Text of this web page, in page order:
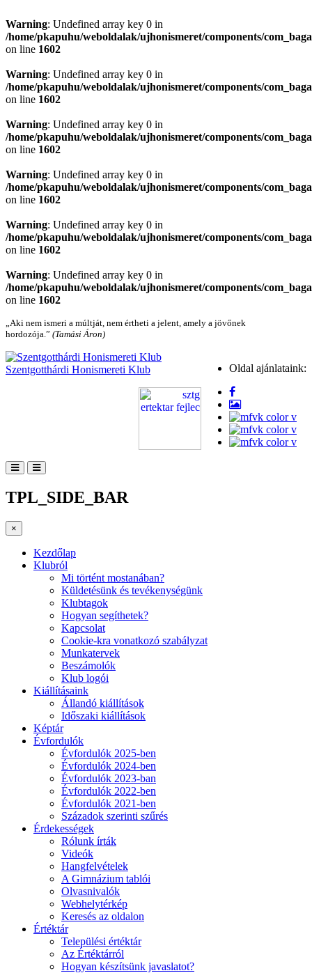
Warning: Undefined array key 0 in
/home/pkapuhu/weboldalak/ujhonismeret/components/
on line 1602
Warning: Undefined array key 0 in
/home/pkapuhu/weboldalak/ujhonismeret/components/
on line 1602
Warning: Undefined array key 0 in
/home/pkapuhu/weboldalak/ujhonismeret/components/
on line 1602
Warning: Undefined array key 0 in
/home/pkapuhu/weboldalak/ujhonismeret/components/
on line 1602
Warning: Undefined array key 0 in
/home/pkapuhu/weboldalak/ujhonismeret/components/
on line 1602
Warning: Undefined array key 0 in
/home/pkapuhu/weboldalak/ujhonismeret/components/
on line 1602
„Aki nem ismeri a múltját, nem értheti a jelent, amely a jövőnek
hordozója.” (Tamási Áron)
Oldal ajánlataink:
Szentgotthárdi Honismereti Klub
TPL_SIDE_BAR
×
Kezdőlap
Klubról
Mi történt mostanában?
Küldetésünk és tevékenységünk
Klubtagok
Hogyan segíthetek?
Kapcsolat
Cookie-kra vonatkozó szabályzat
Munkatervek
Beszámolók
Klub logói
Kiállításaink
Állandó kiállítások
Időszaki kiállítások
Képtár
Évfordulók
Évfordulók 2025-ben
Évfordulók 2024-ben
Évfordulók 2023-ban
Évfordulók 2022-ben
Évfordulók 2021-ben
Századok szerinti szűrés
Érdekességek
Rólunk írták
Videók
Hangfelvételek
A Gimnázium tablói
Olvasnivalók
Webhelytérkép
Keresés az oldalon
Értéktár
Települési értéktár
Az Értéktárról
Hogyan készítsünk javaslatot?